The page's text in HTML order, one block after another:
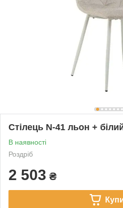
Стілець N-41 льон +
В наявності
Роздріб
2 503 ₴